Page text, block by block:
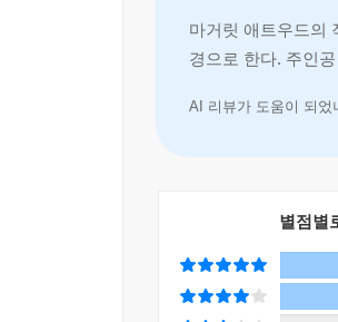
마거릿 애트우드의
경으로 한다. 주인
육성하는 인물들과
별점별